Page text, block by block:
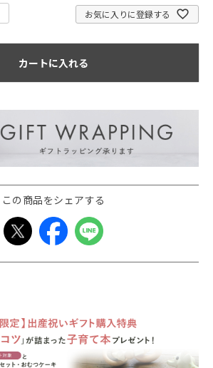
お気に入りに登録する
カートに入れる
この商品をシェアする